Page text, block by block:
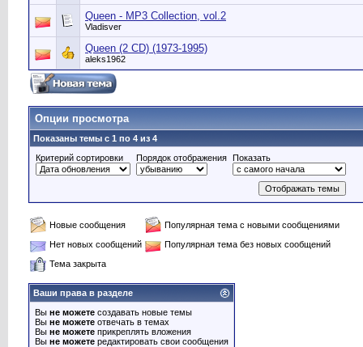
Queen - MP3 Collection, vol.2
Vladisver
Queen (2 CD) (1973-1995)
aleks1962
Опции просмотра
Показаны темы с 1 по 4 из 4
Критерий сортировки
Порядок отображения Показать
Новые сообщения
Популярная тема с новыми сообщениями
Нет новых сообщений
Популярная тема без новых сообщений
Тема закрыта
Ваши права в разделе
Вы не можете создавать новые темы
Вы не можете отвечать в темах
Вы не можете прикреплять вложения
Вы не можете редактировать свои сообщения